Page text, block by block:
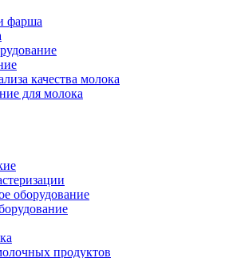
фарша
качества молока
для молока
оборудование
продуктов